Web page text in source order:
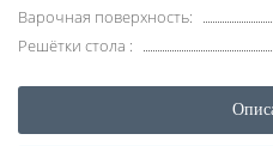
Варочная поверхность:
Решётки стола :